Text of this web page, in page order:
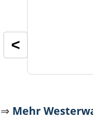
<
⇒ Mehr